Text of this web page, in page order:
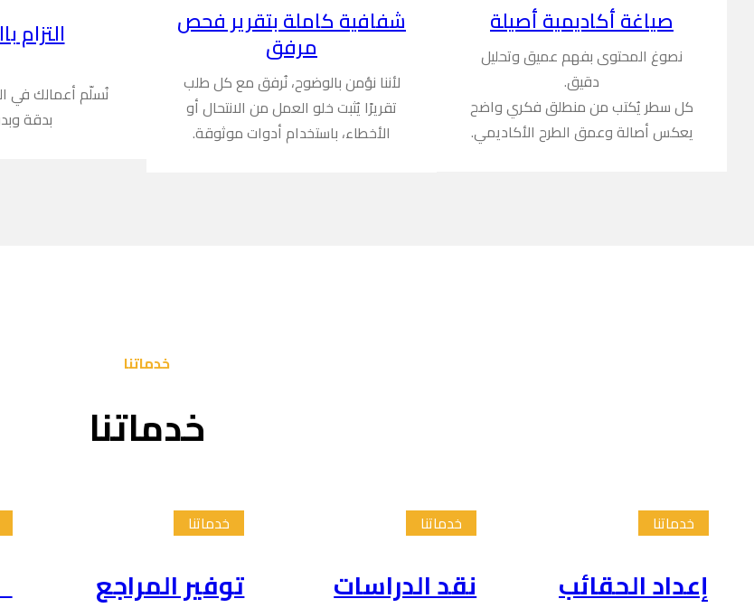
صياغة أكاديمية أصيلة
نصوغ المحتوى بفهم عميق وتحليل
دقيق.
كل سطر يُكتب من منطلق فكري واضح
يعكس أصالة وعمق الطرح الأكاديمي.
شفافية كاملة بتقرير فحص
مرفق
لأننا نؤمن بالوضوح، نُرفق مع كل طلب
تقريرًا يُثبت خلو العمل من الانتحال أو
الأخطاء، باستخدام أدوات موثوقة.
التزام
نُسلّم أعمالك في
بدقة
خدماتنا
خدماتنا
خدماتنا
إعداد الحقائب
خدماتنا
نقد الدراسات
خدماتنا
توفير المراجع